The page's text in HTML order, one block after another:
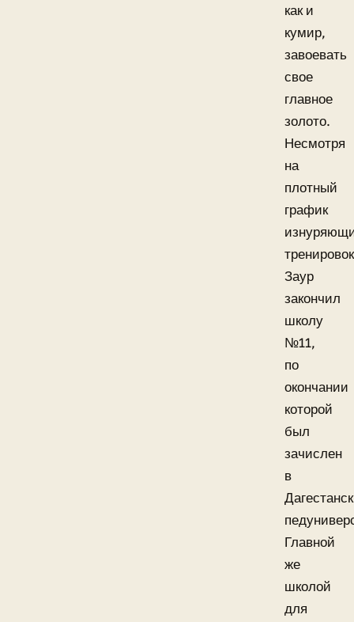
как и
кумир,
завоевать
свое
главное
золото.
Несмотря
на
плотный
график
тренировок
Заур
закончил
школу
№11,
по
окончании
которой
был
зачислен
в
Главной
же
школой
для